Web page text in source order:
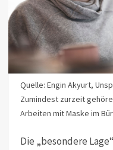
Quelle: Engin Akyurt,
Zumindest zurzeit
Arbeiten mit Maske im
Die „besondere